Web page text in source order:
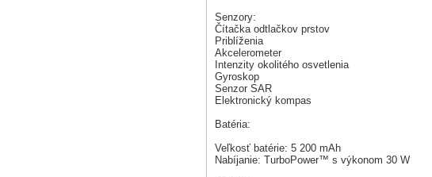
Senzory:
Čítačka odtlačkov prstov
Priblíženia
Akcelerometer
Intenzity okolitého osvetlenia
Gyroskop
Senzor SAR
Elektronický kompas
Batéria:
Veľkosť batérie: 5 200 mAh
Nabíjanie: TurboPower™ s výkonom 30 W